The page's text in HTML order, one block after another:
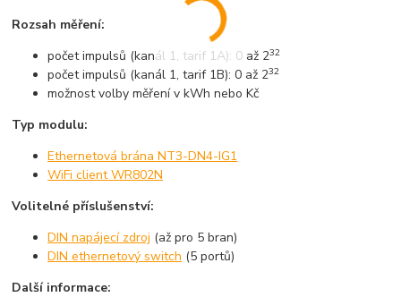
Rozsah měření:
počet impulsů (kanál 1, tarif 1A): 0 až 232
počet impulsů (kanál 1, tarif 1B): 0 až 232
možnost volby měření v kWh nebo Kč
Typ modulu:
Ethernetová brána NT3-DN4-IG1
WiFi client WR802N
Volitelné příslušenství:
DIN napájecí zdroj (až pro 5 bran)
DIN ethernetový switch (5 portů)
Další informace: